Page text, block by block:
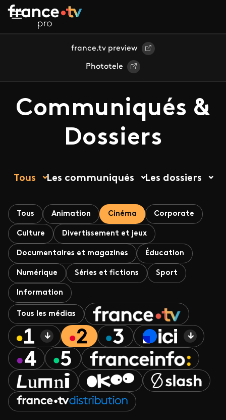
Aller au contenu principal
france.tv preview
Phototele
Communiqués &
Dossiers
Tous Les communiqués Les dossiers
Tous Animation Cinéma Corporate
Culture Divertissement et jeux
Documentaires et magazines Éducation
Numérique Séries et fictions Sport
Information
Tous les médias